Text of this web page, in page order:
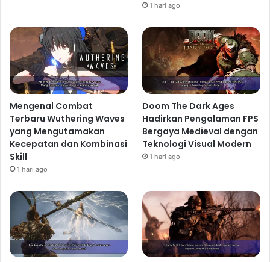
1 hari ago
Mengenal Combat
Terbaru Wuthering Waves
yang Mengutamakan
Kecepatan dan Kombinasi
Skill
1 hari ago
Doom The Dark Ages
Hadirkan Pengalaman FPS
Bergaya Medieval dengan
Teknologi Visual Modern
1 hari ago